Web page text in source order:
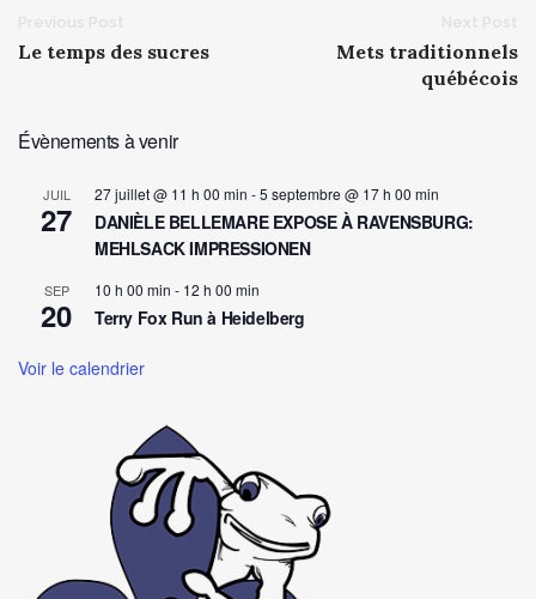
Post
navigation
Le temps des sucres
Mets traditionnels
québécois
Évènements à venir
JUIL
27
27 juillet @ 11 h 00 min -5 septembre @ 17 h 00 min
DANIÈLE BELLEMARE EXPOSE À RAVENSBURG:
MEHLSACK IMPRESSIONEN
SEP
20
10 h 00 min - 12 h 00 min
Terry Fox Run à Heidelberg
Voir le calendrier